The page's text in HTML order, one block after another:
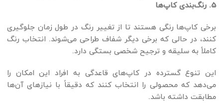
5. رنگ‌بندی کاپ‌ها
برخی کاپ‌ها رنگی هستند تا از تغییر رنگ در طول زمان جلوگیری
کنند، در حالی که برخی دیگر شفاف طراحی می‌شوند. انتخاب رنگ
کاملاً به سلیقه و ترجیح شخصی بستگی دارد.
این تنوع گسترده در کاپ‌های قاعدگی به افراد این امکان را
می‌دهد که محصولی را انتخاب کنند که دقیقاً با نیازهای آن‌ها
مطابقت داشته باشد.